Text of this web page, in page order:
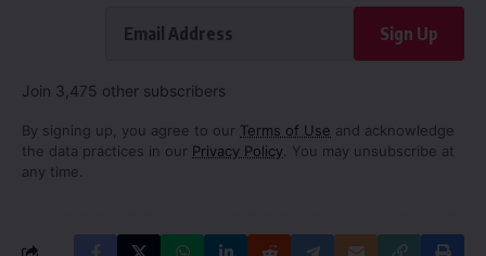
Sign Up
Join 3,475 other subscribers
By signing up, you agree to our Terms of Use and acknowledge
the data practices in our Privacy Policy. You may unsubscribe at
any time.